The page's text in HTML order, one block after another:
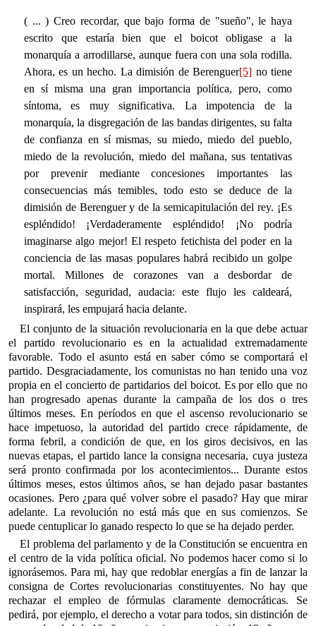
( ... ) Creo recordar, que bajo forma de "sueño", le haya
escrito que estaría bien que el boicot obligase a la
monarquía a arrodillarse, aunque fuera con una sola rodilla.
Ahora, es un hecho. La dimisión de Berenguer[5] no tiene
en sí misma una gran importancia política, pero, como
síntoma, es muy significativa. La impotencia de la
monarquía, la disgregación de las bandas dirigentes, su falta
de confianza en sí mismas, su miedo, miedo del pueblo,
miedo de la revolución, miedo del mañana, sus tentativas
por prevenir mediante concesiones importantes las
consecuencias más temibles, todo esto se deduce de la
dimisión de Berenguer y de la semicapitulación del rey. ¡Es
espléndido! ¡Verdaderamente espléndido! ¡No podría
imaginarse algo mejor! El respeto fetichista del poder en la
conciencia de las masas populares habrá recibido un golpe
mortal. Millones de corazones van a desbordar de
satisfacción, seguridad, audacia: este flujo les caldeará,
inspirará, les empujará hacia delante.
El conjunto de la situación revolucionaria en la que debe actuar
el partido revolucionario es en la actualidad extremadamente
favorable. Todo el asunto está en saber cómo se comportará el
partido. Desgraciadamente, los comunistas no han tenido una voz
propia en el concierto de partidarios del boicot. Es por ello que no
han progresado apenas durante la campaña de los dos o tres
últimos meses. En períodos en que el ascenso revolucionario se
hace impetuoso, la autoridad del partido crece rápidamente, de
forma febril, a condición de que, en los giros decisivos, en las
nuevas etapas, el partido lance la consigna necesaria, cuya justeza
será pronto confirmada por los acontecimientos... Durante estos
últimos meses, estos últimos años, se han dejado pasar bastantes
ocasiones. Pero ¿para qué volver sobre el pasado? Hay que mirar
adelante. La revolución no está más que en sus comienzos. Se
puede centuplicar lo ganado respecto lo que se ha dejado perder.
El problema del parlamento y de la Constitución se encuentra en
el centro de la vida política oficial. No podemos hacer como si lo
ignorásemos. Para mi, hay que redoblar energías a fin de lanzar la
consigna de Cortes revolucionarias constituyentes. No hay que
rechazar el empleo de fórmulas claramente democráticas. Se
pedirá, por ejemplo, el derecho a votar para todos, sin distinción de